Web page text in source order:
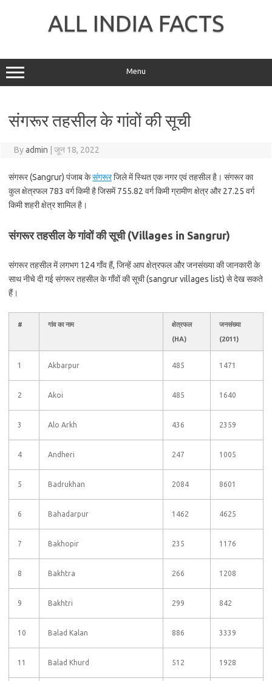
ALL INDIA FACTS
Menu
संगरूर तहसील के गांवों की सूची
Byadmin जून 18, 2022
संगरूर (Sangrur) पंजाब केसंगरूरजिले में स्थित एक नगर एवं तहसील है। संगरूर का
कुल क्षेत्रफल 783 वर्ग किमी है जिसमें 755.82 वर्ग किमी ग्रामीण क्षेत्र और 27.25 वर्ग
किमी शहरी क्षेत्र शामिल है।
संगरूर तहसील के गांवों की सूची (Villages in Sangrur)
संगरूर तहसील में लगभग 124 गाँव हैं, जिन्हें आप क्षेत्रफल और जनसंख्या की जानकारी के
साथ नीचे दी गई संगरूर तहसील के गाँवों की सूची (sangrur villages list) से देख सकते
हैं।
# गांव का नाम
क्षेत्रफल
(HA)
जनसंख्या
(2011)
1 Akbarpur 485 1471
2 Akoi 485 1640
3 Alo Arkh 436 2359
4 Andheri 247 1005
5 Badrukhan 2084 8601
6 Bahadarpur 1462 4625
7 Bakhopir 235 1176
8 Bakhtra 266 1208
9 Bakhtri 299 842
10 Balad Kalan 886 3339
11 Balad Khurd 512 1928